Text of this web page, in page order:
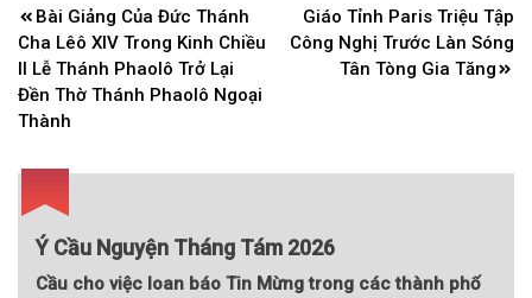
Điều
hướng
bài
viết
Bài Giảng Của Đức Thánh
Cha Lêô XIV Trong Kinh Chiều
II Lễ Thánh Phaolô Trở Lại
Đền Thờ Thánh Phaolô Ngoại
Thành
Giáo Tỉnh Paris Triệu Tập
Công Nghị Trước Làn Sóng
Tân Tòng Gia Tăng
Ý Cầu Nguyện Tháng Tám 2026
Cầu cho việc loan báo Tin Mừng trong các thành phố